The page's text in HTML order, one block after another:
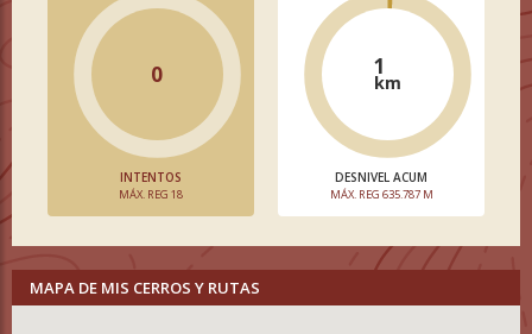
0
INTENTOS
MÁX. REG 18
1
km
DESNIVEL ACUM
MÁX. REG 635.787 M
MAPA DE MIS CERROS Y RUTAS